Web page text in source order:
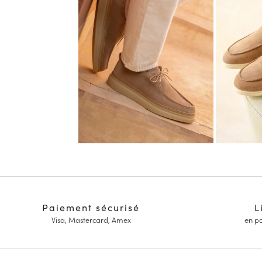
en
Paiement sécurisé
Visa, Mastercard, Amex